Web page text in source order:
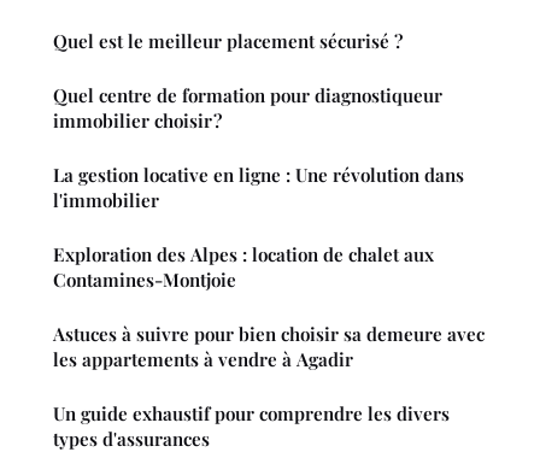
Quel est le meilleur placement sécurisé ?
Quel centre de formation pour diagnostiqueur
immobilier choisir ?
La gestion locative en ligne : Une révolution dans
l'immobilier
Exploration des Alpes : location de chalet aux
Contamines-Montjoie
Astuces à suivre pour bien choisir sa demeure avec
les appartements à vendre à Agadir
Un guide exhaustif pour comprendre les divers
types d'assurances